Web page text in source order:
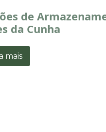
de
da Cunha
mais